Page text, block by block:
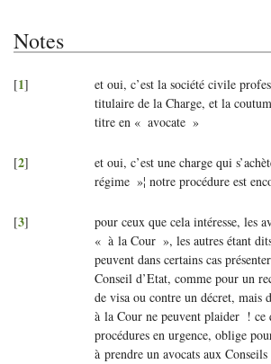
Notes
[1]
et oui, c’est la société civile
titulaire de la Charge, et la
titre en « avocate »
[2]
et oui, c’est une charge qui
régime »¦ notre procédure est
[3]
pour ceux que cela intéresse, les
« à la Cour », les autres étant
peuvent dans certains cas
Conseil d’Etat, comme pour un
de visa ou contre un décret, mais
à la Cour ne peuvent plaider ! ce
procédures en urgence, oblige
à prendre un avocats aux Conseils